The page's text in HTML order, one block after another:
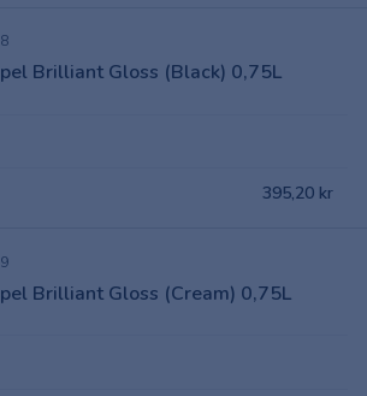
Brilliant Gloss (Black) 0,75L
395,20 kr
Brilliant Gloss (Cream) 0,75L